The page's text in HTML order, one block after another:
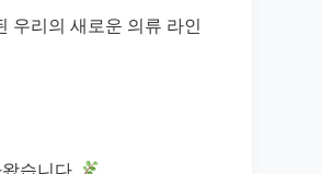
우리의 새로운 의류 라인
습니다.